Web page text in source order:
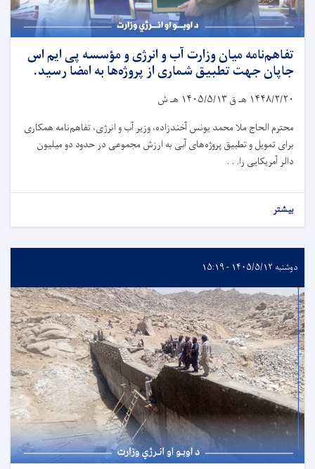
تفاهم‌نامه میان وزارت آب و انرژی و مؤسسه پی ایم اس
جاپان جهت تطبیق شماری از پروژه‌ها به امضا رسید.
۱۴۴۸/۲/۲۰ هـ ق۱۴۰۵/۵/۱۳ هـ ش
محترم الحاج ملا محمد یونس آخندزاده، وزیر آب و انرژی، تفاهم‌نامه همکاری
برای تمویل و تطبیق پروژه‌های آبی به ارزش مجموعی در حدود دو میلیون
دالر آمریکایی را. . .
بیشتر
دوشنبه ۱۴۰۵/۵/۱۲ - ۱۵:۱۹